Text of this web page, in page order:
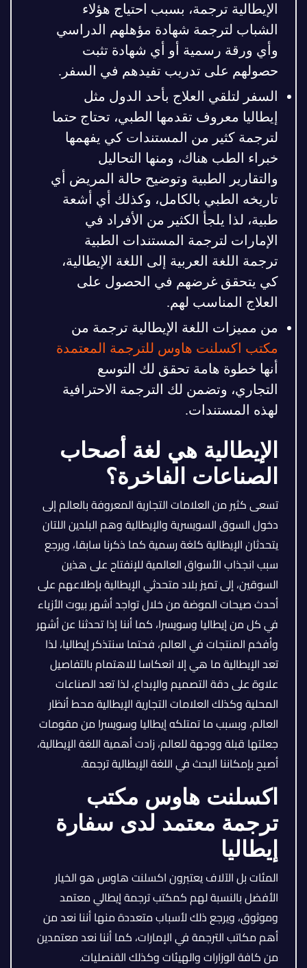
الإيطالية ترجمة، بسبب احتياج هؤلاء
الشباب لترجمة شهادة مؤهلهم الدراسي
وأي ورقة رسمية أو أي شهادة تثبت
حصولهم على تدريب تفيدهم في السفر.
السفر لتلقي العلاج بأحد الدول مثل
إيطاليا معروف تقدمها الطبي، تحتاج حتما
لترجمة كثير من المستندات كي يفهمها
خبراء الطب هناك، ومنها التحاليل
والتقارير الطبية وتوضيح حالة المريض أي
تاريخه الطبي بالكامل، وكذلك أي أشعة
طبية، لذا يلجأ الكثير من الأفراد في
الإمارات لترجمة المستندات الطبية
ترجمة اللغة العربية إلى اللغة الإيطالية،
كي يتحقق غرضهم في الحصول على
العلاج المناسب لهم.
من مميزات اللغة الإيطالية ترجمة من
مكتب اكسلنت هاوس للترجمة المعتمدة
أنها خطوة هامة تحقق لك التوسع
التجاري، وتضمن لك الترجمة الاحترافية
لهذه المستندات.
الإيطالية هي لغة أصحاب
الصناعات الفاخرة؟
تسعى كثير من العلامات التجارية المعروفة بالعالم إلى
دخول السوق السويسرية والإيطالية وهم البلدين اللتان
يتحدثان الإيطالية كلغة رسمية كما ذكرنا سابقا، ويرجع
سبب انجذاب الأسواق العالمية للإنفتاح على هذين
السوقين، إلى تميز بلاد متحدثي الإيطالية بإطلاعهم على
أحدث صيحات الموضة من خلال تواجد أشهر بيوت الأزياء
في كل من إيطاليا وسويسرا، كما أننا إذا تحدثنا عن أشهر
وأفخم المنتجات في العالم، فحتما سنتذكر إيطاليا، لذا
تعد الإيطالية ما هي إلا انعكاسا للاهتمام بالتفاصيل
علاوة على دقة التصميم والإبداع، لذا تعد الصناعات
المحلية وكذلك العلامات التجارية الإيطالية محط أنظار
العالم، وبسبب ما تمتلكه إيطاليا وسويسرا من مقومات
جعلتها قبلة ووجهة للعالم، زادت أهمية اللغة الإيطالية،
أصبح بإمكاننا البحث في اللغة الإيطالية ترجمة.
اكسلنت هاوس مكتب
ترجمة معتمد لدى سفارة
إيطاليا
المئات بل الآلاف يعتبرون اكسلنت هاوس هو الخيار
الأفضل بالنسبة لهم كمكتب ترجمة إيطالي معتمد
وموثوق، ويرجع ذلك لأسباب متعددة منها أننا نعد من
أهم مكاتب الترجمة في الإمارات، كما أننا نعد معتمدين
من كافة الوزارات والهيئات وكذلك القنصليات.